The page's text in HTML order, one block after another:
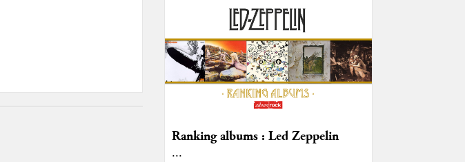
Ranking albums : Led Zeppelin
...